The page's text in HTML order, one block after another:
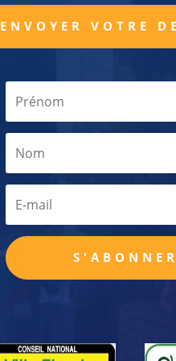
ENVOYER VOTRE
S'ABONNER